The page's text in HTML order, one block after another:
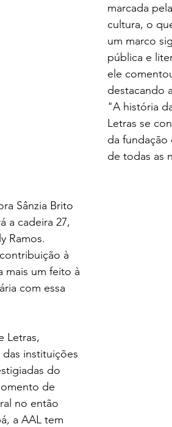
marcada
cultura, o
um marco
pública e
ele
destacando
"A história
Letras se
da fundação
de todas as
Sânzia Brito
a cadeira 27,
Ramos.
à
mais um feito à
com essa
Letras,
instituições
do
de
no então
a AAL tem